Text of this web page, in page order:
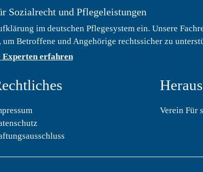
Sozialrecht und Pflegeleistungen
im deutschen Pflegesystem ein. Unsere
Betroffene und Angehörige rechtssicher zu
Experten erfahren
Verein Für